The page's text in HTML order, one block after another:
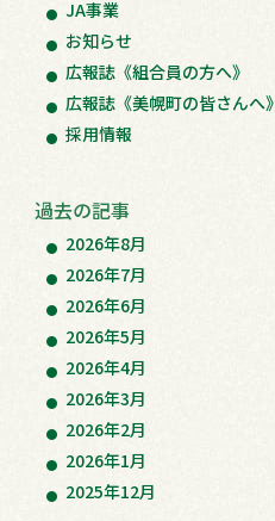
JA事業
お知らせ
広報誌《組合員の方へ》
広報誌《美幌町の皆さんへ》
採用情報
過去の記事
2026年8月
2026年7月
2026年6月
2026年5月
2026年4月
2026年3月
2026年2月
2026年1月
2025年12月